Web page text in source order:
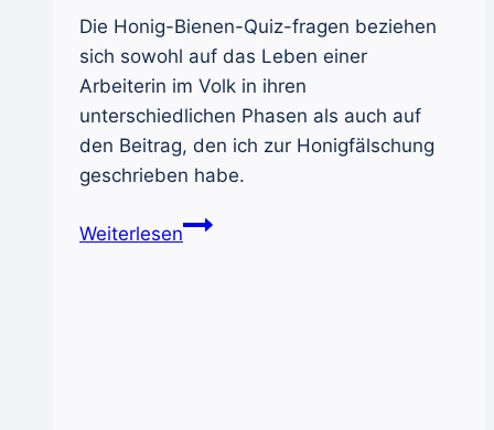
Die Honig-Bienen-Quiz-fragen beziehen
sich sowohl auf das Leben einer
Arbeiterin im Volk in ihren
unterschiedlichen Phasen als auch auf
den Beitrag, den ich zur Honigfälschung
geschrieben habe.
WeiterlesenHonig-